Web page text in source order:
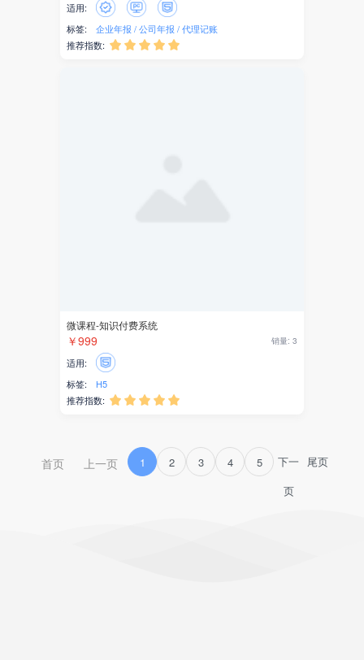
文章
适用:
标签:
企业年报 公司年报
代理记账
推荐指数:     
微课程-知识付费系统
￥999 销量: 3
适用:
标签:
H5
推荐指数:     
首页 上一页 1 2 3 4 5
下一
页
尾页